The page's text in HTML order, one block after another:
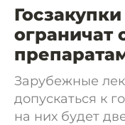
ограничат
Зарубежные
допускаться к
на них будет